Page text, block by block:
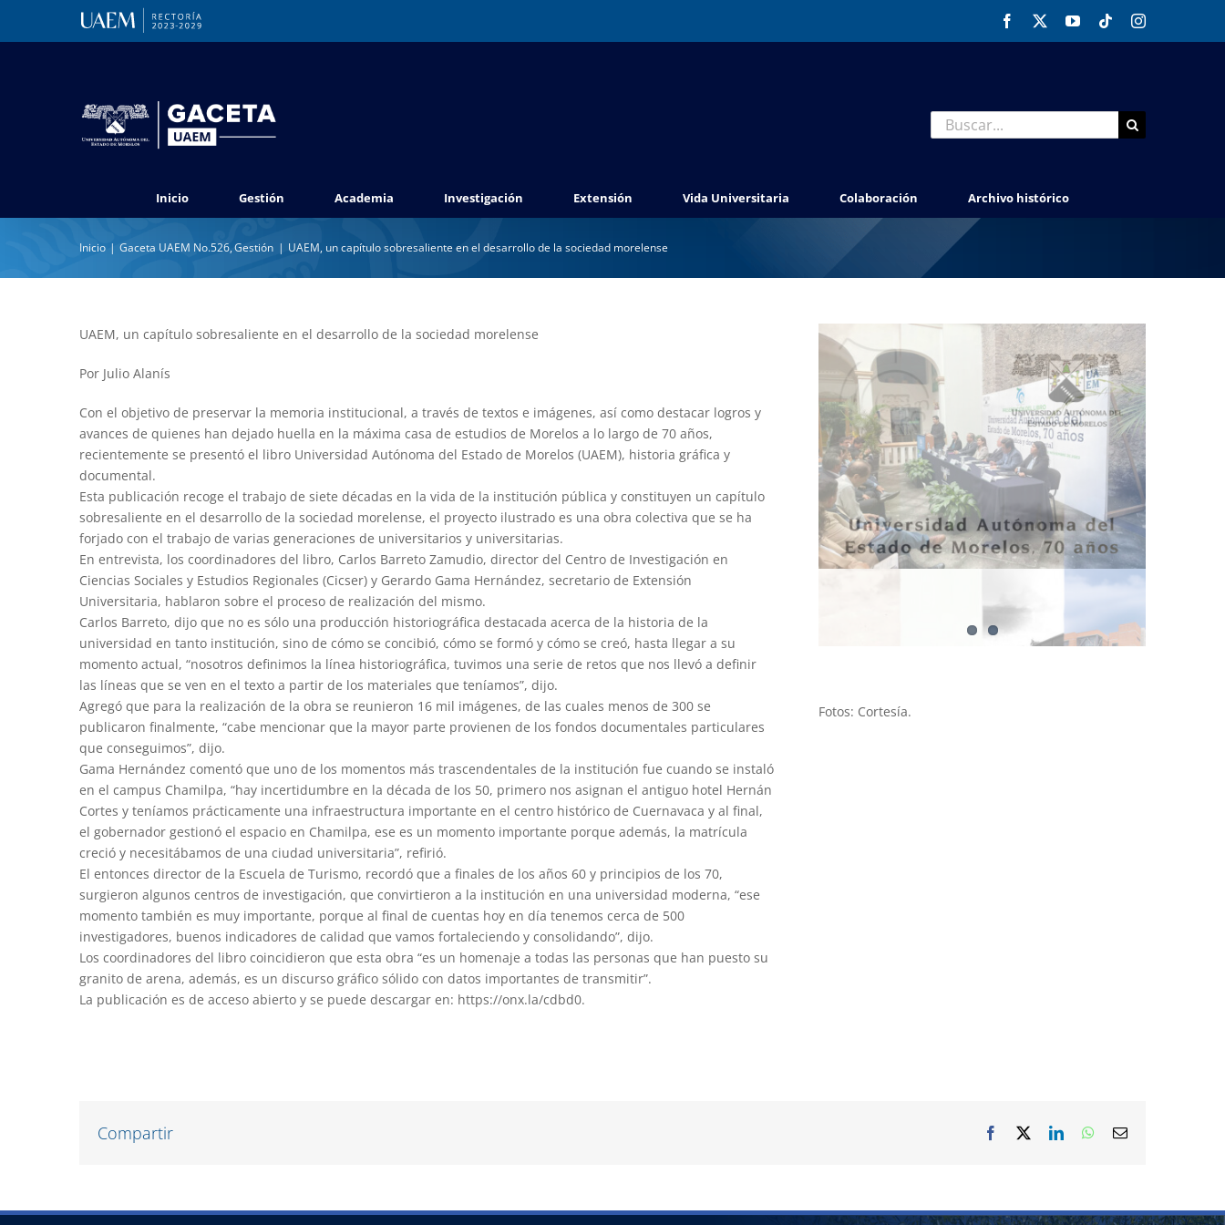
Facebook YouTubeTiktokInstagram
Buscar:
Inicio Gestión Academia Investigación Extensión Vida Universitaria Colaboración Archivo histórico
Inicio Gaceta UAEM No.526 Gestión UAEM, un capítulo sobresaliente en el desarrollo de la sociedad morelense
UAEM, un capítulo sobresaliente en el desarrollo de la sociedad morelense
Por Julio Alanís
Con el objetivo de preservar la memoria institucional, a través de textos e imágenes, así como destacar logros y
avances de quienes han dejado huella en la máxima casa de estudios de Morelos a lo largo de 70 años,
recientemente se presentó el libro Universidad Autónoma del Estado de Morelos (UAEM), historia gráfica y
documental.
Esta publicación recoge el trabajo de siete décadas en la vida de la institución pública y constituyen un capítulo
sobresaliente en el desarrollo de la sociedad morelense, el proyecto ilustrado es una obra colectiva que se ha
forjado con el trabajo de varias generaciones de universitarios y universitarias.
En entrevista, los coordinadores del libro, Carlos Barreto Zamudio, director del Centro de Investigación en
Ciencias Sociales y Estudios Regionales (Cicser) y Gerardo Gama Hernández, secretario de Extensión
Universitaria, hablaron sobre el proceso de realización del mismo.
Carlos Barreto, dijo que no es sólo una producción historiográfica destacada acerca de la historia de la
universidad en tanto institución, sino de cómo se concibió, cómo se formó y cómo se creó, hasta llegar a su
momento actual, “nosotros definimos la línea historiográfica, tuvimos una serie de retos que nos llevó a definir
las líneas que se ven en el texto a partir de los materiales que teníamos”, dijo.
Agregó que para la realización de la obra se reunieron 16 mil imágenes, de las cuales menos de 300 se
publicaron finalmente, “cabe mencionar que la mayor parte provienen de los fondos documentales particulares
que conseguimos”, dijo.
Gama Hernández comentó que uno de los momentos más trascendentales de la institución fue cuando se instaló
en el campus Chamilpa, “hay incertidumbre en la década de los 50, primero nos asignan el antiguo hotel Hernán
Cortes y teníamos prácticamente una infraestructura importante en el centro histórico de Cuernavaca y al final,
el gobernador gestionó el espacio en Chamilpa, ese es un momento importante porque además, la matrícula
creció y necesitábamos de una ciudad universitaria”, refirió.
El entonces director de la Escuela de Turismo, recordó que a finales de los años 60 y principios de los 70,
surgieron algunos centros de investigación, que convirtieron a la institución en una universidad moderna, “ese
momento también es muy importante, porque al final de cuentas hoy en día tenemos cerca de 500
investigadores, buenos indicadores de calidad que vamos fortaleciendo y consolidando”, dijo.
Los coordinadores del libro coincidieron que esta obra “es un homenaje a todas las personas que han puesto su
granito de arena, además, es un discurso gráfico sólido con datos importantes de transmitir”.
La publicación es de acceso abierto y se puede descargar en: https://onx.la/cdbd0.
Compartir Facebook LinkedInWhatsApp
Correo